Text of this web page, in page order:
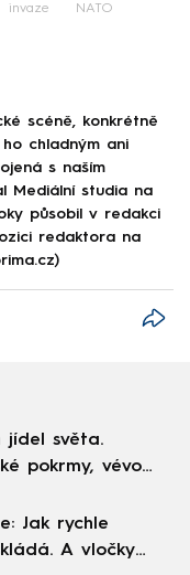
invaze NATO
scéně, konkrétně
chladným ani
s naším
Mediální studia na
působil v redakci
redaktora na
jídel světa.
pokrmy, vévodí
Jak rychle
A vločky